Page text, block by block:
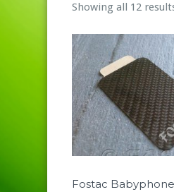
Showing all 12
Fostac